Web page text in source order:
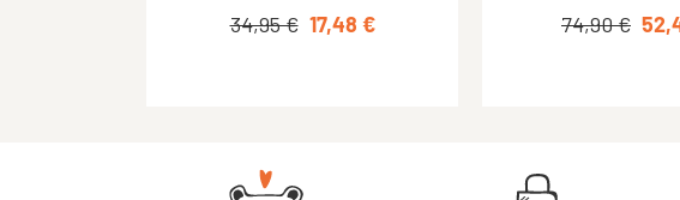
42,90 € 21,45 € 27,90 €
34,95 € 17,48 € 99,95 €
74,90 €